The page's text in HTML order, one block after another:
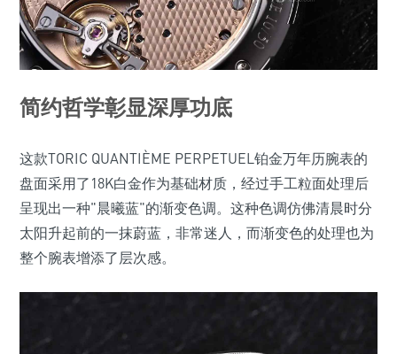
简约哲学彰显深厚功底
这款TORIC QUANTIÈME PERPETUEL铂金万年历腕表的
盘面采用了18K白金作为基础材质，经过手工粒面处理后
呈现出一种"晨曦蓝"的渐变色调。这种色调仿佛清晨时分
太阳升起前的一抹蔚蓝，非常迷人，而渐变色的处理也为
整个腕表增添了层次感。